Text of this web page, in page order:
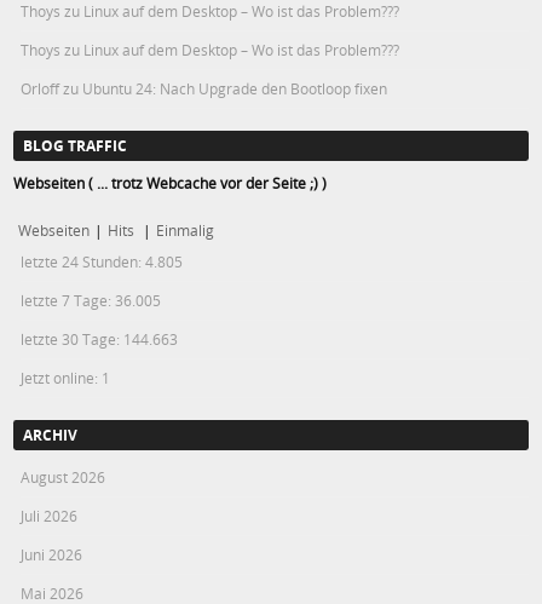
Thoys zu Linux auf dem Desktop – Wo ist das Problem???
Thoys zu Linux auf dem Desktop – Wo ist das Problem???
Orloffzu Ubuntu 24: Nach Upgrade den Bootloop fixen
BLOG TRAFFIC
Webseiten ( ... trotz Webcache vor der Seite ;) )
Webseiten | Hits | Einmalig
letzte 24 Stunden:4.805
letzte 7 Tage: 36.005
letzte 30 Tage: 144.663
Jetzt online: 1
ARCHIV
August 2026
Juli 2026
Juni 2026
Mai 2026